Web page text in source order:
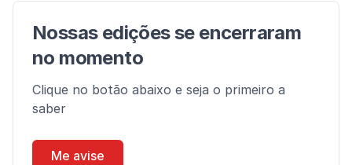
Nossas edições se encerraram
no momento
Clique no botão abaixo e seja o primeiro a
saber
Me avise